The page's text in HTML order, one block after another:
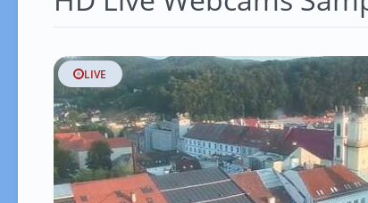
LIVE